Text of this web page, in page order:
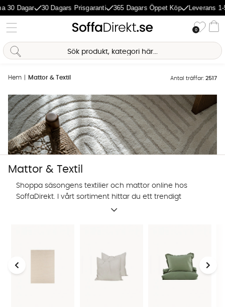
30 Dagars Prisgaranti 365 Dagars Öppet Köp Leverans 1-5
0
Hem Mattor & Textil Antal träffar: 2517
Mattor & Textil
Shoppa säsongens textilier och mattor online hos
SoffaDirekt. I vårt sortiment hittar du ett trendigt
utbud av prydnadskuddar, mattor och andra textilier